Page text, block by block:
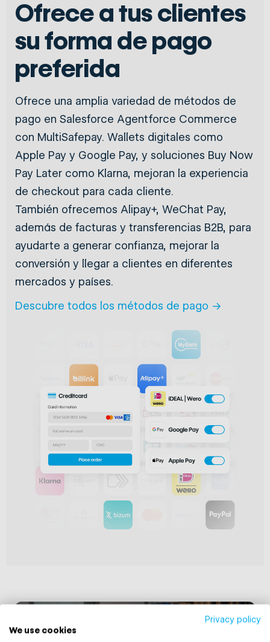
Ofrece a tus clientes
su forma de pago
preferida
Ofrece una amplia variedad de métodos de
pago en Salesforce Agentforce Commerce
con MultiSafepay. Wallets digitales como
Apple Pay y Google Pay, y soluciones Buy Now
Pay Later como Klarna, mejoran la experiencia
de checkout para cada cliente.
También ofrecemos Alipay+, WeChat Pay,
además de facturas y transferencias B2B, para
ayudarte a generar confianza, mejorar la
conversión y llegar a clientes en diferentes
mercados y países.
Descubre todos los métodos de pago →
Privacy policy
We use cookies